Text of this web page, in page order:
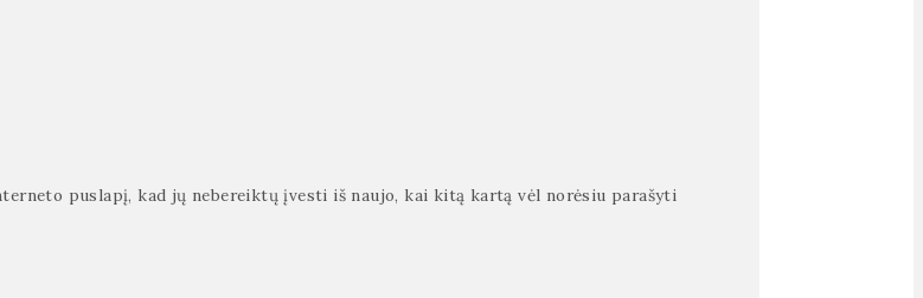
puslapį, kad jų nebereiktų įvesti iš naujo, kai kitą kartą vėl norėsiu parašyti